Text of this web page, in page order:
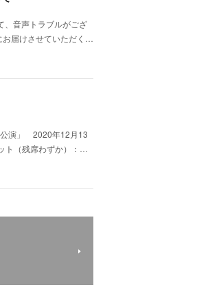
、音声トラブルがござ
お届けさせていただく…
公演」 2020年12月13
（残席わずか）：…